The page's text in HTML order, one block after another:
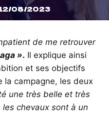
08/2023
de me retrouver
». Il explique ainsi
et ses objectifs
la campagne, les deux
une très belle et très
chevaux sont à un